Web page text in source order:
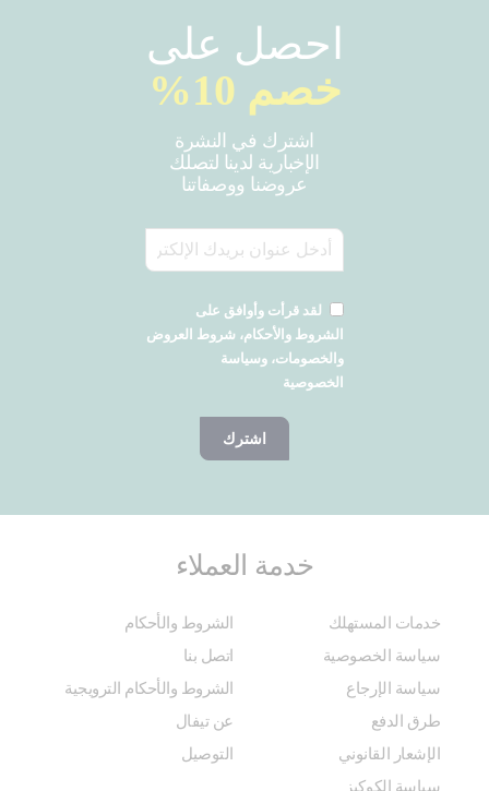
احصل على
خصم 10%
اشترك في النشرة
الإخبارية لدينا لتصلك
عروضنا ووصفاتنا
لقد قرأت وأوافق على
الشروط والأحكام، شروط العروض
والخصومات، وسياسة
الخصوصية
اشترك
خدمة العملاء
خدمات المستهلك
الشروط والأحكام
سياسة الخصوصية
اتصل بنا
سياسة الإرجاع
الشروط والأحكام الترويجية
طرق الدفع
عن تيفال
الإشعار القانوني
التوصيل
سياسة الكوكيز